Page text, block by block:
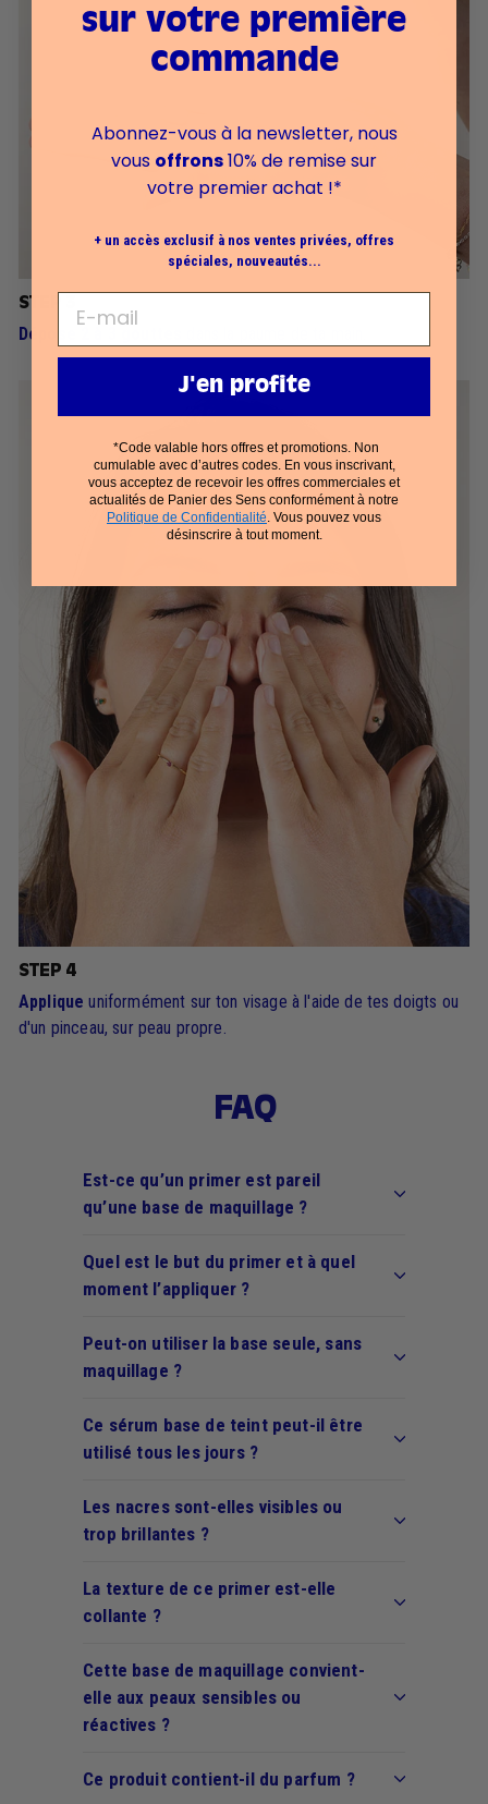
STEP 3
Dépose 2 à 3 gouttes
STEP 4
Applique uniformément sur ton visage à l'aide de tes doigts ou
d'un pinceau, sur peau propre.
FAQ
Est-ce qu’un primer est pareil
qu’une base de maquillage ?
Quel est le but du primer et à quel
moment l’appliquer ?
Peut-on utiliser la base seule, sans
maquillage ?
Ce sérum base de teint peut-il être
utilisé tous les jours ?
Les nacres sont-elles visibles ou
trop brillantes ?
La texture de ce primer est-elle
collante ?
Cette base de maquillage convient-
elle aux peaux sensibles ou
réactives ?
Ce produit contient-il du parfum ?
sur votre première
commande
Abonnez-vous à la newsletter, nous
vous offrons10% de remise sur
votre premier achat !*
+ un accès exclusif à nos ventes privées, offres
spéciales, nouveautés...
J'en profite
*Code valable hors offres et promotions. Non
cumulable avec d’autres codes. En vous inscrivant,
vous acceptez de recevoir les offres commerciales et
actualités de Panier des Sens conformément à notre
Politique de Confidentialité . Vous pouvez vous
désinscrire à tout moment.